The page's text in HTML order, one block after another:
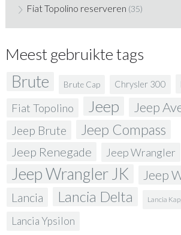
Fiat Topolino reserveren (35)
Meest gebruikte tags
Brute Brute Cap Chrysler 300
Fiat Topolino Jeep Jeep
Jeep Brute Jeep Compass
Jeep Renegade Jeep Wrangler
Jeep Wrangler JK Jeep
Lancia Lancia Delta Lancia
Lancia Ypsilon